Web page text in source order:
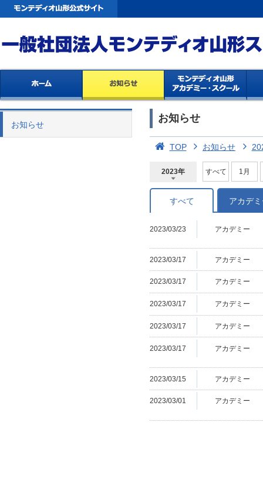
お知らせ
お知らせ
TOP お知らせ
2023年
2026年
2025年
2024年
2023年
2022年
2021年
2020年
2019年
2018年
2017年
2016年
2015年
2014年
すべて 1月
すべて アカデ
2023/03/23 アカデミー
2023/03/17 アカデミー
2023/03/17 アカデミー
2023/03/17 アカデミー
2023/03/17 アカデミー
2023/03/17 アカデミー
2023/03/15 アカデミー
2023/03/01 アカデミー